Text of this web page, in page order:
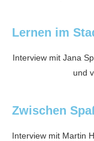
Lernen im
Interview mit Jana
und
Zwischen
Interview mit Martin